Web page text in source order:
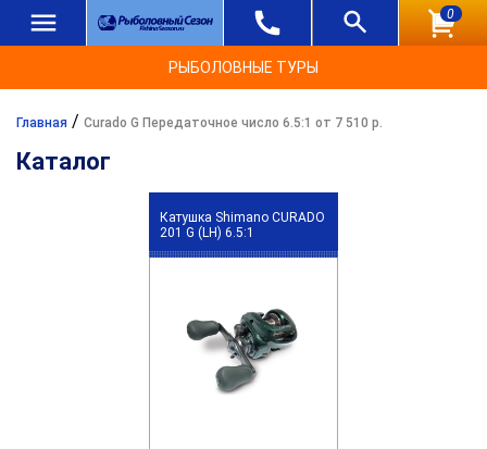
0
РЫБОЛОВНЫЕ ТУРЫ
Главная / Curado G Передаточное число 6.5:1 от 7 510 р.
Каталог
Катушка Shimano CURADO
201 G (LH) 6.5:1